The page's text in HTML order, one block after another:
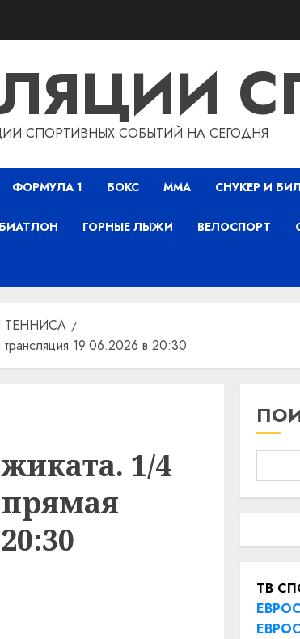
СПОРТИВНЫХ СОБЫТИЙ НА СЕГОДНЯ
ФОРМУЛА 1 БОКС ММА СНУКЕР И
БИАТЛОН ГОРНЫЕ ЛЫЖИ ВЕЛОСПОРТ
ТЕННИСА
19.06.2026 в 20:30
1/4
ТВ